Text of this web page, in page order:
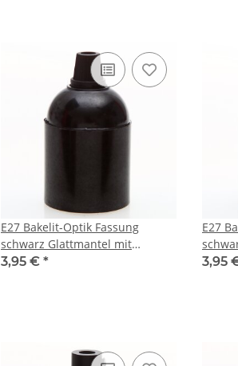
E27 Bakelit-Optik Fassung
schwarz Glattmantel mit
Zugentlaster Kunststoff schwarz
3,95 € *
E27
3,95